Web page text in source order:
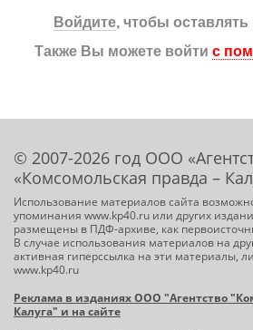
Войдите, чтобы
Также Вы можете войти с
© 2007-2026 год ООО
«Комсомольская правда –
Использование материалов сайта
упоминания www.kp40.ru или других
размещены в ПДФ-архиве, как
В случае использования материалов на
активная гиперссылка на эти материалы,
www.kp40.ru
Реклама в изданиях ООО "Агентство
Калуга" и на сайте